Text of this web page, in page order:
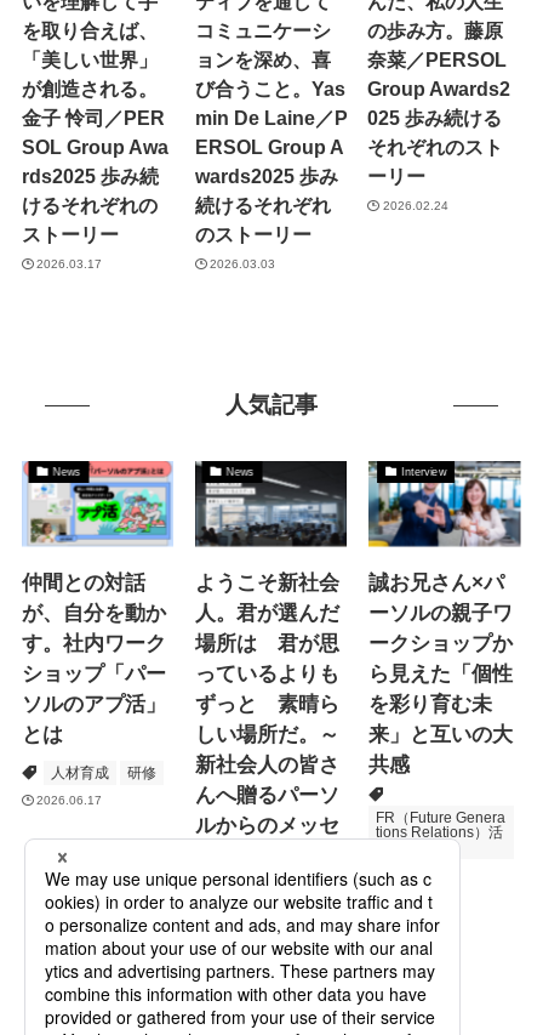
を取り合えば、
「美しい世界」
が創造される。
金子 怜司／PER
SOL Group Awa
rds2025 歩み続
けるそれぞれの
ストーリー
2026.03.17
コミュニケーシ
ョンを深め、喜
び合うこと。Yas
min De Laine／P
ERSOL Group A
wards2025 歩み
続けるそれぞれ
のストーリー
2026.03.03
の歩み方。藤原
奈菜／PERSOL
Group Awards2
025 歩み続ける
それぞれのスト
ーリー
2026.02.24
人気記事
News
仲間との対話
が、自分を動か
す。社内ワーク
ショップ「パー
ソルのアプ活」
とは
人材育成 研修
2026.06.17
News
ようこそ新社会
人。君が選んだ
場所は 君が思
っているよりも
ずっと 素晴ら
しい場所だ。～
新社会人の皆さ
んへ贈るパーソ
ルからのメッセ
Specialized Servic
es
プロモーション
Interview
誠お兄さん×パ
ーソルの親子ワ
ークショップか
ら見えた「個性
を彩り育む未
来」と互いの大
共感
FR（Future Genera
tions Relations）活
次世代育成
2026.06.16